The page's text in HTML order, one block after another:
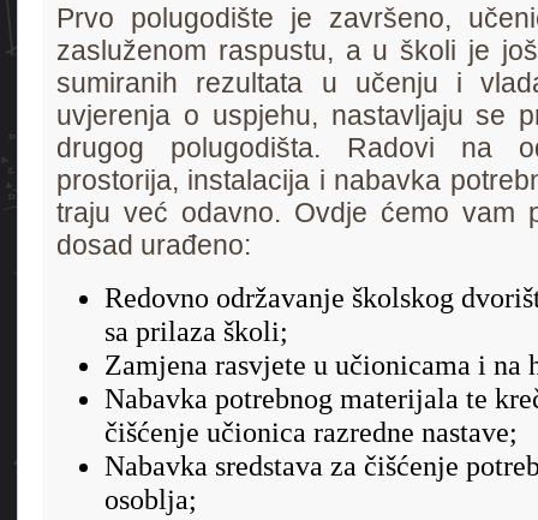
Prvo polugodište je završeno,
zasluženom raspustu, a u školi je
sumiranih rezultata u učenju i
uvjerenja o uspjehu, nastavljaju se
drugog polugodišta. Radovi na
prostorija, instalacija i nabavka
traju već odavno. Ovdje ćemo vam
dosad urađeno:
Redovno održavanje školskog
sa prilaza školi;
Zamjena rasvjete u učionicama i na
Nabavka potrebnog materijala te
čišćenje učionica razredne nastave;
Nabavka sredstava za čišćenje
osoblja;